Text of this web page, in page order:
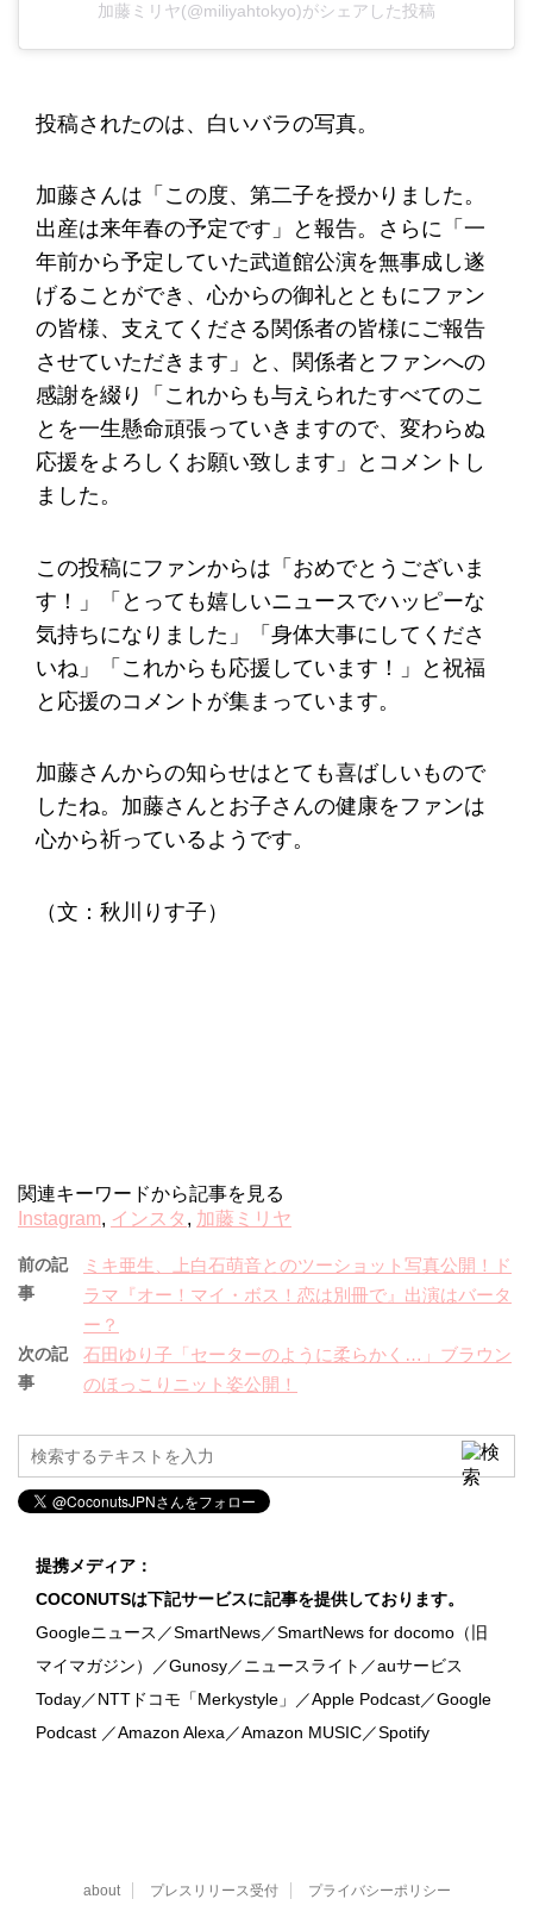
加藤ミリヤ(@miliyahtokyo)がシェアした投稿
投稿されたのは、白いバラの写真。
加藤さんは「この度、第二子を授かりました。
出産は来年春の予定です」と報告。さらに「一
年前から予定していた武道館公演を無事成し遂
げることができ、心からの御礼とともにファン
の皆様、支えてくださる関係者の皆様にご報告
させていただきます」と、関係者とファンへの
感謝を綴り「これからも与えられたすべてのこ
とを一生懸命頑張っていきますので、変わらぬ
応援をよろしくお願い致します」とコメントし
ました。
この投稿にファンからは「おめでとうございま
す！」「とっても嬉しいニュースでハッピーな
気持ちになりました」「身体大事にしてくださ
いね」「これからも応援しています！」と祝福
と応援のコメントが集まっています。
加藤さんからの知らせはとても喜ばしいもので
したね。加藤さんとお子さんの健康をファンは
心から祈っているようです。
（文：秋川りす子）
関連キーワードから記事を見る
Instagram, インスタ , 加藤ミリヤ
前の記
事
ミキ亜生、上白石萌音とのツーショット写真公開！ド
ラマ『オー！マイ・ボス！恋は別冊で』出演はバータ
ー？
次の記
事
石田ゆり子「セーターのように柔らかく…」ブラウン
のほっこりニット姿公開！
提携メディア：
COCONUTSは下記サービスに記事を提供しております。
Googleニュース／SmartNews／SmartNews for docomo（旧
マイマガジン）／Gunosy／ニュースライト／auサービス
Today／NTTドコモ「Merkystyle」／Apple Podcast／Google
Podcast ／Amazon Alexa／Amazon MUSIC／Spotify
about プレスリリース受付 プライバシーポリシー